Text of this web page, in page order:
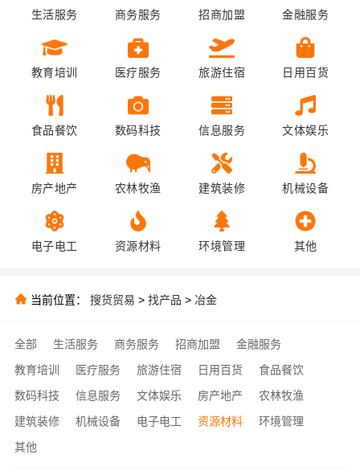
生活服务 商务服务 招商加盟 金融服务
教育培训 医疗服务 旅游住宿 日用百货
食品餐饮 数码科技 信息服务 文体娱乐
房产地产 农林牧渔 建筑装修 机械设备
电子电工 资源材料 环境管理 其他
当前位置： 搜货贸易 > 找产品 > 冶金
全部 生活服务 商务服务 招商加盟
金融服务
教育培训
医疗服务 旅游住宿 日用百货
食品餐饮
数码科技
信息服务 文体娱乐 房产地产
农林牧渔
建筑装修
机械设备 电子电工 资源材料
环境管理
其他